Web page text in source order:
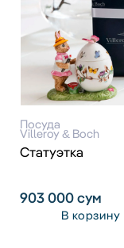
Посуда
Villeroy & Boch
Статуэтка
903 000сум
В корзину